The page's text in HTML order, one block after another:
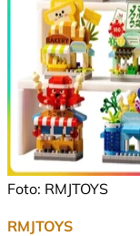
Foto: RMJTOYS
RMJTOYS